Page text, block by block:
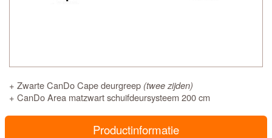
+ Zwarte CanDo Cape deurgreep (twee zijden)
+ CanDo Area matzwart schuifdeursysteem 200 cm
Productinformatie